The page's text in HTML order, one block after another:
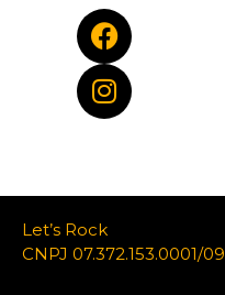
Let’s Rock
CNPJ 07.372.153.0001/09